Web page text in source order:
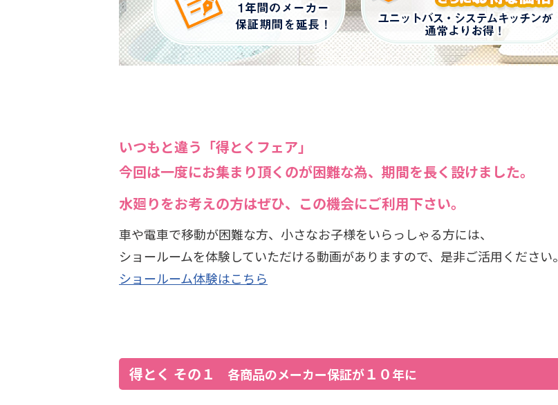
いつもと違う「得とくフェア」
今回は一度にお集まり頂くのが困難な為、期間を長く設けました。
水廻りをお考えの方はぜひ、この機会にご利用下さい。
車や電車で移動が困難な方、小さなお子様をいらっしゃる方には、
ショールームを体験していただける動画がありますので、是非ご活用ください。
ショールーム体験はこちら
得とく その１ 各商品のメーカー保証が１０年に